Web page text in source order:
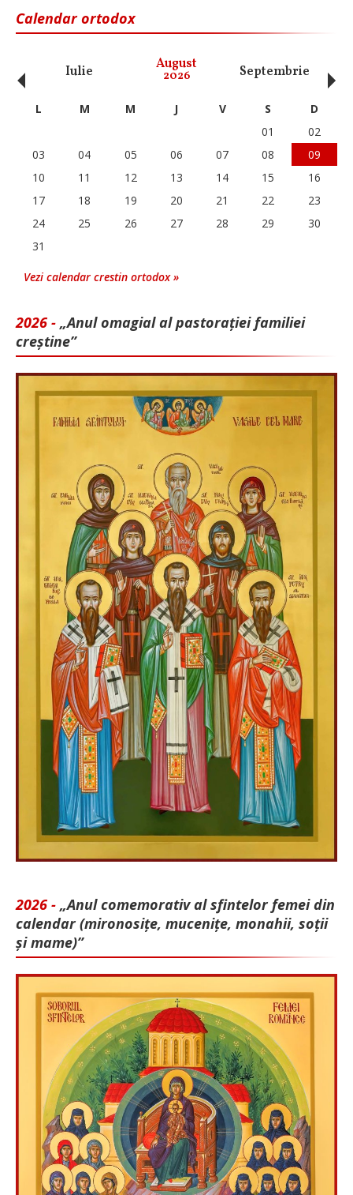
Calendar ortodox
Iulie August
2026 Septembrie
‹ L M M J V S
D
01
02
03
04 05 06 07 08
09
10
11 12 13 14 15
16
17
18 19 20 21 22
23
24
25 26 27 28 29
30
31
Vezi calendar crestin ortodox »
2026 - „Anul omagial al pastorației familiei
creștine”
2026 - „Anul comemorativ al sfintelor femei din
calendar (mironosițe, mu­cenițe, monahii, soții
și mame)”